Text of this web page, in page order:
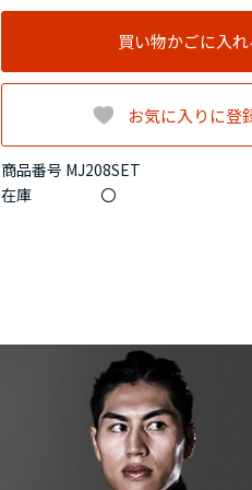
商品番号 MJ208SET
在庫
〇
買い物かごに入れ
お気に入りに登